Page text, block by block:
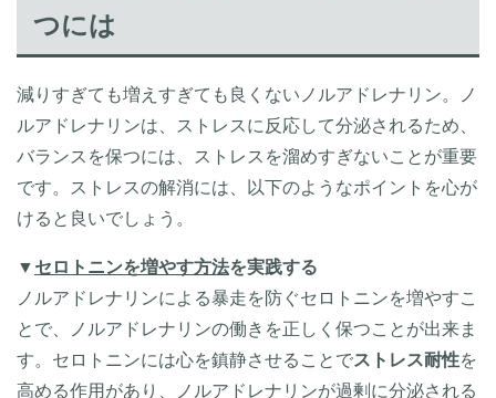
つには
減りすぎても増えすぎても良くないノルアドレナリン。ノ
ルアドレナリンは、ストレスに反応して分泌されるため、
バランスを保つには、ストレスを溜めすぎないことが重要
です。ストレスの解消には、以下のようなポイントを心が
けると良いでしょう。
▼ セロトニンを増やす方法を実践する
ノルアドレナリンによる暴走を防ぐセロトニンを増やすこ
とで、ノルアドレナリンの働きを正しく保つことが出来ま
す。セロトニンには心を鎮静させることでストレス耐性を
高める作用があり、ノルアドレナリンが過剰に分泌される